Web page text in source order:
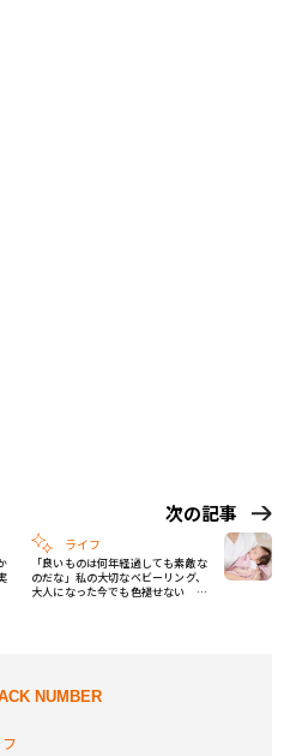
次の記事
ライフ
「良いものは何年経過しても素敵な
のだな」私の大切なベビーリング、
大人になった今でも色褪せない #
NUMBER